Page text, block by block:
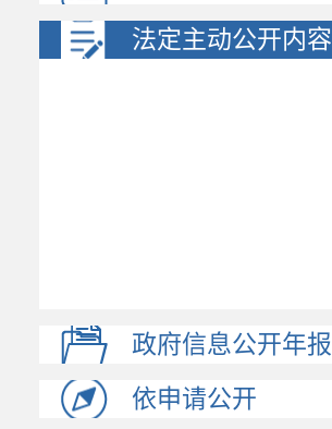
法定主动公开内容
政府信息公开年报
依申请公开